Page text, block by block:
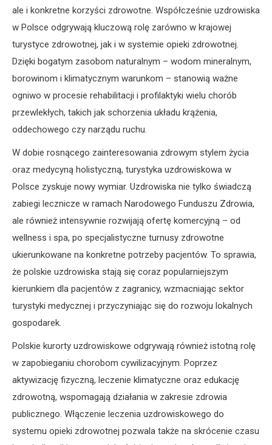
ale i konkretne korzyści zdrowotne. Współcześnie uzdrowiska
w Polsce odgrywają kluczową rolę zarówno w krajowej
turystyce zdrowotnej, jak i w systemie opieki zdrowotnej.
Dzięki bogatym zasobom naturalnym – wodom mineralnym,
borowinom i klimatycznym warunkom – stanowią ważne
ogniwo w procesie rehabilitacji i profilaktyki wielu chorób
przewlekłych, takich jak schorzenia układu krążenia,
oddechowego czy narządu ruchu.
W dobie rosnącego zainteresowania zdrowym stylem życia
oraz medycyną holistyczną, turystyka uzdrowiskowa w
Polsce zyskuje nowy wymiar. Uzdrowiska nie tylko świadczą
zabiegi lecznicze w ramach Narodowego Funduszu Zdrowia,
ale również intensywnie rozwijają ofertę komercyjną – od
wellness i spa, po specjalistyczne turnusy zdrowotne
ukierunkowane na konkretne potrzeby pacjentów. To sprawia,
że polskie uzdrowiska stają się coraz popularniejszym
kierunkiem dla pacjentów z zagranicy, wzmacniając sektor
turystyki medycznej i przyczyniając się do rozwoju lokalnych
gospodarek.
Polskie kurorty uzdrowiskowe odgrywają również istotną rolę
w zapobieganiu chorobom cywilizacyjnym. Poprzez
aktywizację fizyczną, leczenie klimatyczne oraz edukację
zdrowotną, wspomagają działania w zakresie zdrowia
publicznego. Włączenie leczenia uzdrowiskowego do
systemu opieki zdrowotnej pozwala także na skrócenie czasu